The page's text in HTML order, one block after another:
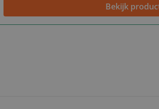
Bekijk